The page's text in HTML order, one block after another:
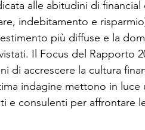
alle abitudini di
indebitamento e
più diffuse e la
Il Focus del Rapporto
di accrescere la cultura
indagine mettono in
e consulenti per affrontare